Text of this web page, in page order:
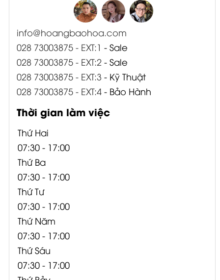
info@hoangbaohoa.com
028 73003875 - EXT:1 - Sale
028 73003875 - EXT:2- Sale
028 73003875 - EXT:3 - Kỹ Thuật
028 73003875 - EXT:4- Bảo Hành
Thời gian làm việc
Thứ Hai
07:30 - 17:00
Thứ Ba
07:30 - 17:00
Thứ Tư
07:30 - 17:00
Thứ Năm
07:30 - 17:00
Thứ Sáu
07:30 - 17:00